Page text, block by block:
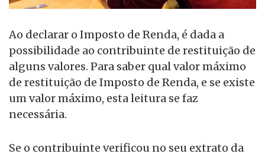
Ao declarar o Imposto de Renda, é dada a
possibilidade ao contribuinte de restituição de
alguns valores. Para saber qual valor máximo
de restituição de Imposto de Renda, e se existe
um valor máximo, esta leitura se faz
necessária.
Se o contribuinte verificou no seu extrato da